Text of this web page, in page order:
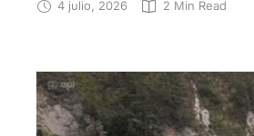
4 julio, 2026 2 Min Read